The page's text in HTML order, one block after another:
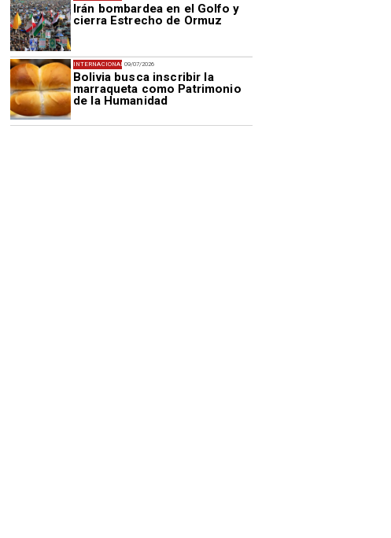
Irán bombardea en el Golfo y
cierra Estrecho de Ormuz
09/07/2026
Bolivia busca inscribir la
marraqueta como Patrimonio
de la Humanidad
INTERNACIONAL